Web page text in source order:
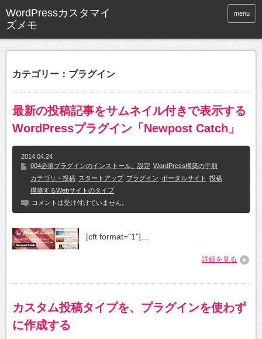
WordPressカスタマイ
ズメモ
menu
カテゴリー：プラグイン
最新の投稿記事をサムネイル付きで表示する
WordPressプラグイン「Newpost Catch」
2014.04.24
004必須プラグインのインストール、設定 WordPress構築の手順
カテゴリ・投稿 スタートアップ プラグイン ポータルサイト
投稿
構築するWebサイトのタイプ
コメントは受け付けていません。
[cft format="1"]…
詳細を見る
カスタム投稿タイプを、プラグインを使わず
に作成する